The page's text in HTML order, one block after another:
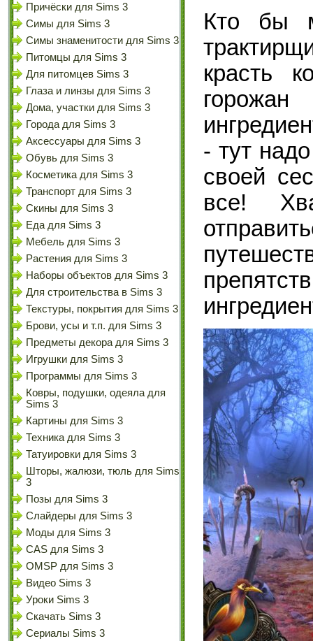
Причёски для Sims 3
Симы для Sims 3
Симы знаменитости для Sims 3
Питомцы для Sims 3
Для питомцев Sims 3
Глаза и линзы для Sims 3
Дома, участки для Sims 3
Города для Sims 3
Аксессуары для Sims 3
Обувь для Sims 3
Косметика для Sims 3
Транспорт для Sims 3
Скины для Sims 3
Еда для Sims 3
Мебель для Sims 3
Растения для Sims 3
Наборы объектов для Sims 3
Для строительства в Sims 3
Текстуры, покрытия для Sims 3
Брови, усы и т.п. для Sims 3
Предметы декора для Sims 3
Игрушки для Sims 3
Программы для Sims 3
Ковры, подушки, одеяла для
Sims 3
Картины для Sims 3
Техника для Sims 3
Татуировки для Sims 3
Шторы, жалюзи, тюль для Sims
3
Позы для Sims 3
Слайдеры для Sims 3
Моды для Sims 3
CAS для Sims 3
OMSP для Sims 3
Видео Sims 3
Уроки Sims 3
Скачать Sims 3
Сериалы Sims 3
Кто бы
красть
- тут
своей
все!